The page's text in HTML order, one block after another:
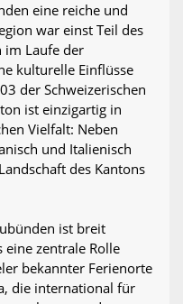
eine reiche und
war einst Teil des
im Laufe der
kulturelle Einflüsse
der Schweizerischen
ist einzigartig in
Vielfalt: Neben
und Italienisch
des Kantons
ist breit
zentrale Rolle
bekannter Ferienorte
die international für